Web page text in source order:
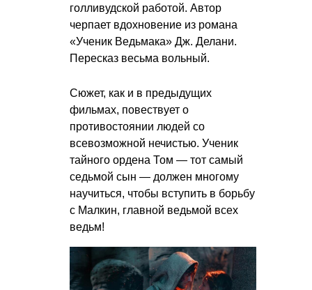
голливудской работой. Автор
черпает вдохновение из романа
«Ученик Ведьмака» Дж. Делани.
Пересказ весьма вольный.
Сюжет, как и в предыдущих
фильмах, повествует о
противостоянии людей со
всевозможной нечистью. Ученик
тайного ордена Том — тот самый
седьмой сын — должен многому
научиться, чтобы вступить в борьбу
с Малкин, главной ведьмой всех
ведьм!